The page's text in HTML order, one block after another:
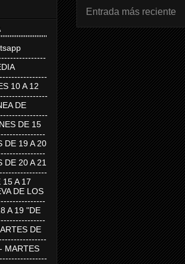
Entrada más reciente
10 A 12
DE
DE 15
19 A 20
20 A 21
A 17
DE LOS
A 19 "DE
DE
MARTES